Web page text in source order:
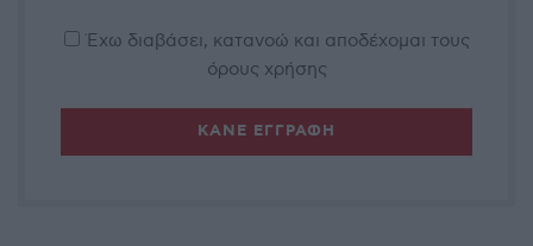
Έχω διαβάσει, κατανοώ και αποδέχομαι τους
όρους χρήσης